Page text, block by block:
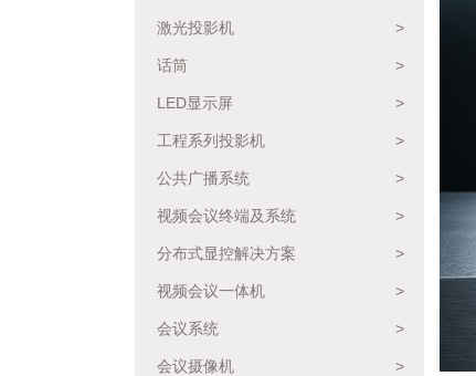
激光投影机 >
话筒 >
LED显示屏 >
工程系列投影机 >
公共广播系统 >
视频会议终端及系统 >
分布式显控解决方案 >
视频会议一体机 >
会议系统 >
会议摄像机 >